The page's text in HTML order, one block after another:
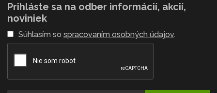
Prihláste sa na odber informácií, akcií,
noviniek
Súhlasím so spracovaním osobných údajov.